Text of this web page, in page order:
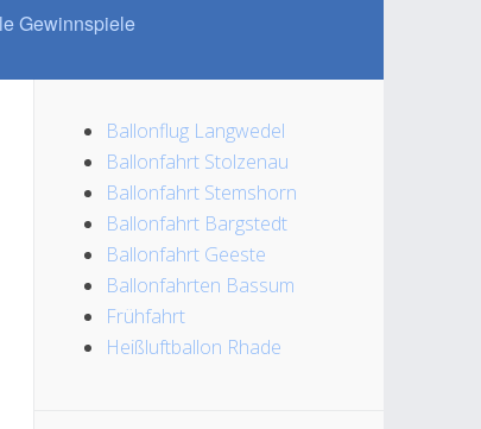
Gewinnspiele
Ballonflug Langwedel
Ballonfahrt Stolzenau
Ballonfahrt Stemshorn
Ballonfahrt Bargstedt
Ballonfahrt Geeste
Ballonfahrten Bassum
Frühfahrt
Heißluftballon Rhade